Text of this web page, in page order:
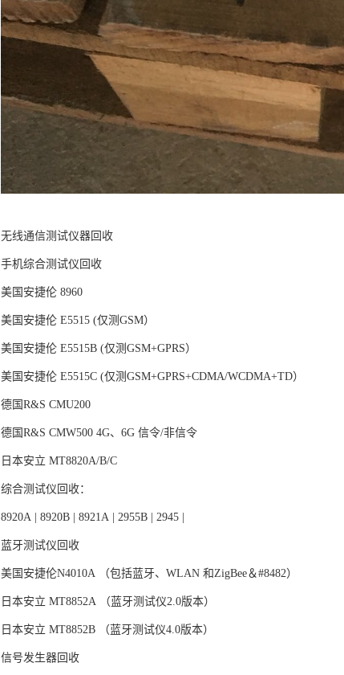
无线通信测试仪器回收
手机综合测试仪回收
美国安捷伦 8960
美国安捷伦 E5515 (仅测GSM）
美国安捷伦 E5515B (仅测GSM+GPRS）
美国安捷伦 E5515C (仅测GSM+GPRS+CDMA/WCDMA+TD）
德国R&S CMU200
德国R&S CMW500 4G、6G 信令/非信令
日本安立 MT8820A/B/C
综合测试仪回收：
8920A | 8920B | 8921A | 2955B | 2945 |
蓝牙测试仪回收
美国安捷伦N4010A （包括蓝牙、WLAN 和ZigBee＆#8482）
日本安立 MT8852A （蓝牙测试仪2.0版本）
日本安立 MT8852B （蓝牙测试仪4.0版本）
信号发生器回收